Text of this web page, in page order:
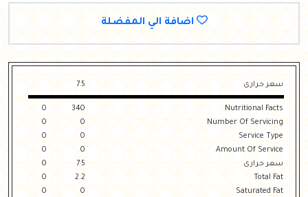
اضافة الي المفضلة
سعر حرارى 7.5
Nutritional Facts
340
0
Number Of Servicing
0
0
Service Type
0
0
Amount Of Service
0
0
سعر حرارى
7.5
0
Total Fat
2.2
0
Saturated Fat
0
0